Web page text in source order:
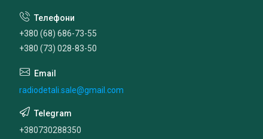
+380 (68) 686-73-55
+380 (73) 028-83-50
radiodetali.sale@gmail.com
+380730288350